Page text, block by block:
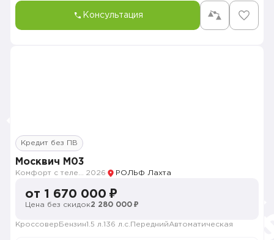
Консультация
Кредит без ПВ
Москвич M03
2026 РОЛЬФ Лахта
от 1 670 000 ₽
Цена без скидок2 280 000 ₽
Кроссовер Бензин1.5 л. 136 л.с. ПереднийАвтоматическая